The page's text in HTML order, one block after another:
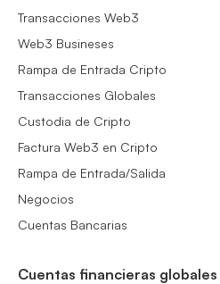
Transacciones Web3
Web3 Busineses
Rampa de Entrada Cripto
Transacciones Globales
Custodia de Cripto
Factura Web3 en Cripto
Rampa de Entrada/Salida
Negocios
Cuentas Bancarias
Cuentas financieras globales